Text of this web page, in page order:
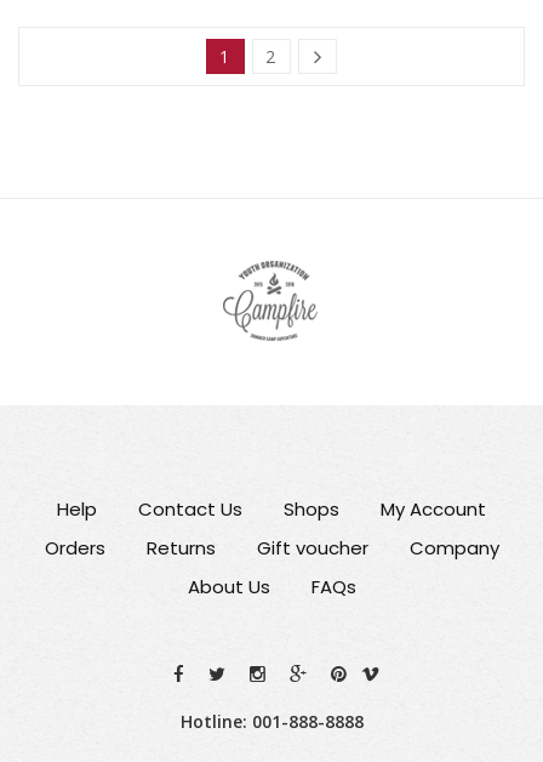
1 2
Help Contact Us Shops
My Account
Orders
Returns Gift voucher
Company
About Us
FAQs
Hotline: 001-888-8888